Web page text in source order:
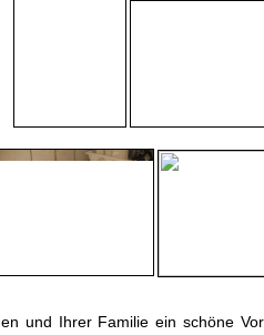
und Ihrer Familie ein schöne